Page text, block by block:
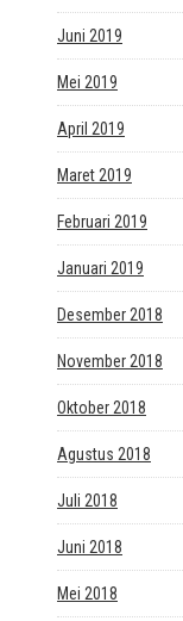
Juni 2019
Mei 2019
April 2019
Maret 2019
Februari 2019
Januari 2019
Desember 2018
November 2018
Oktober 2018
Agustus 2018
Juli 2018
Juni 2018
Mei 2018